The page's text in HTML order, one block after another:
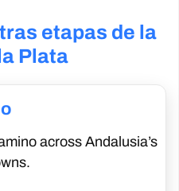
etapas de la
Plata
across Andalusia’s